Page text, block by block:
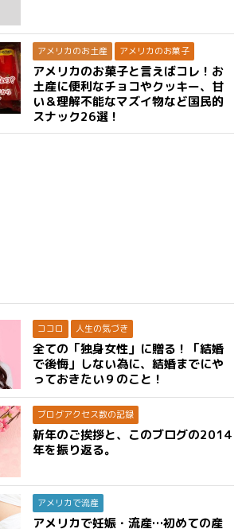
アメリカのお土産 アメリカのお菓子
アメリカのお菓子と言えばコレ！お
土産に便利なチョコやクッキー、甘
い＆理解不能なマズイ物など国民的
スナック26選！
ココロ 人生の気づき
全ての「独身女性」に贈る！「結婚
で後悔」しない為に、結婚までにや
っておきたい９のこと！
ブログアクセス数の記録
新年のご挨拶と、このブログの2014
年を振り返る。
アメリカで流産
アメリカで妊娠・流産…初めての産